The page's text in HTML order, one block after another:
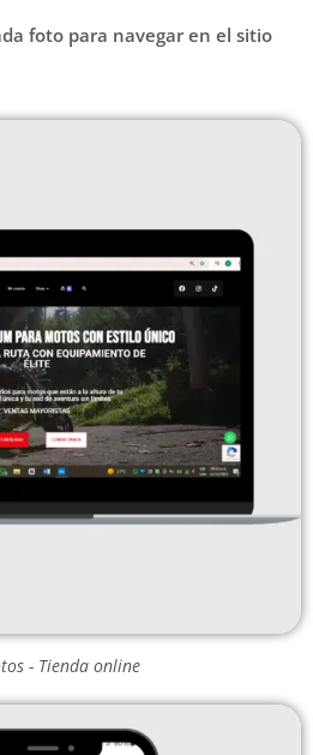
foto para navegar en el sitio
- Tienda online